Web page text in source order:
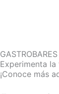
GASTROBARES
Experimenta
¡Conoce más